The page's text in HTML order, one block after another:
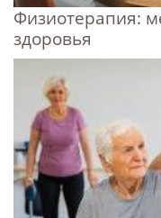
Физиотерапия:
здоровья